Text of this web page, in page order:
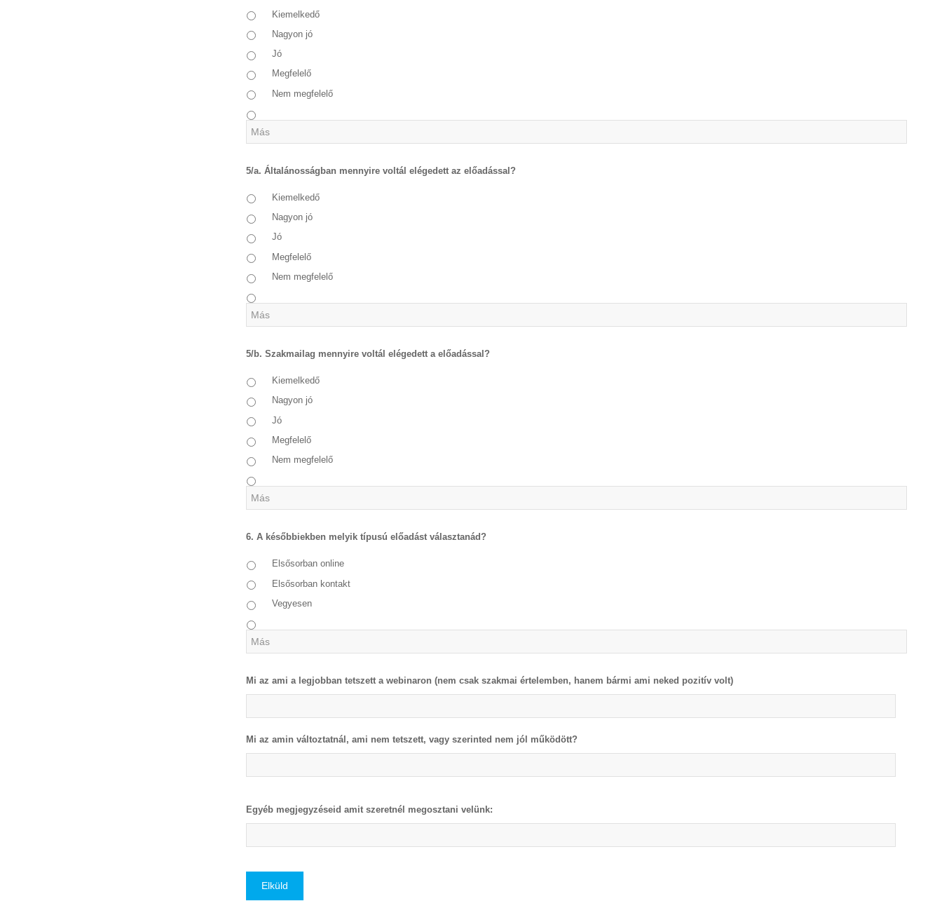
Kiemelkedő
Nagyon jó
Jó
Megfelelő
Nem megfelelő
5/a. Általánosságban mennyire voltál elégedett az előadással?
Kiemelkedő
Nagyon jó
Jó
Megfelelő
Nem megfelelő
5/b. Szakmailag mennyire voltál elégedett a előadással?
Kiemelkedő
Nagyon jó
Jó
Megfelelő
Nem megfelelő
6. A későbbiekben melyik típusú előadást választanád?
Elsősorban online
Elsősorban kontakt
Vegyesen
Mi az ami a legjobban tetszett a webinaron (nem csak szakmai értelemben, hanem bármi ami neked pozitív volt)
Mi az amin változtatnál, ami nem tetszett, vagy szerinted nem jól működött?
Egyéb megjegyzéseid amit szeretnél megosztani velünk: